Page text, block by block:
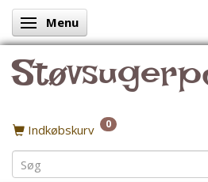
Skifte navigation
Menu
Indkøbskurv 0